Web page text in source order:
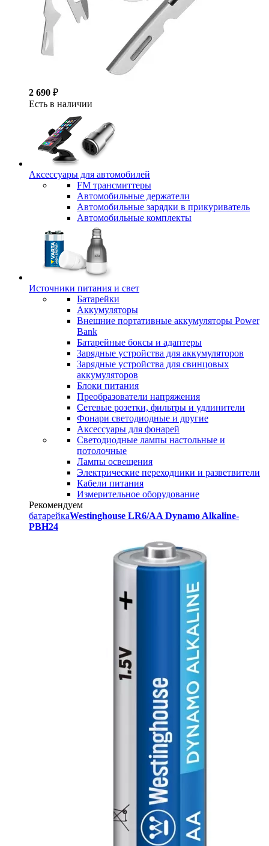
2 690 ₽
Есть в наличии
Аксессуары для автомобилей
FM трансмиттеры
Автомобильные держатели
Автомобильные зарядки в прикуриватель
Автомобильные комплекты
Источники питания и свет
Батарейки
Аккумуляторы
Внешние портативные аккумуляторы Power
Bank
Батарейные боксы и адаптеры
Зарядные устройства для аккумуляторов
Зарядные устройства для свинцовых
аккумуляторов
Блоки питания
Преобразователи напряжения
Сетевые розетки, фильтры и удлинители
Фонари светодиодные и другие
Аксессуары для фонарей
Светодиодные лампы настольные и
потолочные
Лампы освещения
Электрические переходники и разветвители
Кабели питания
Измерительное оборудование
Рекомендуем
батарейкаWestinghouse LR6/AA Dynamo Alkaline-
PBH24